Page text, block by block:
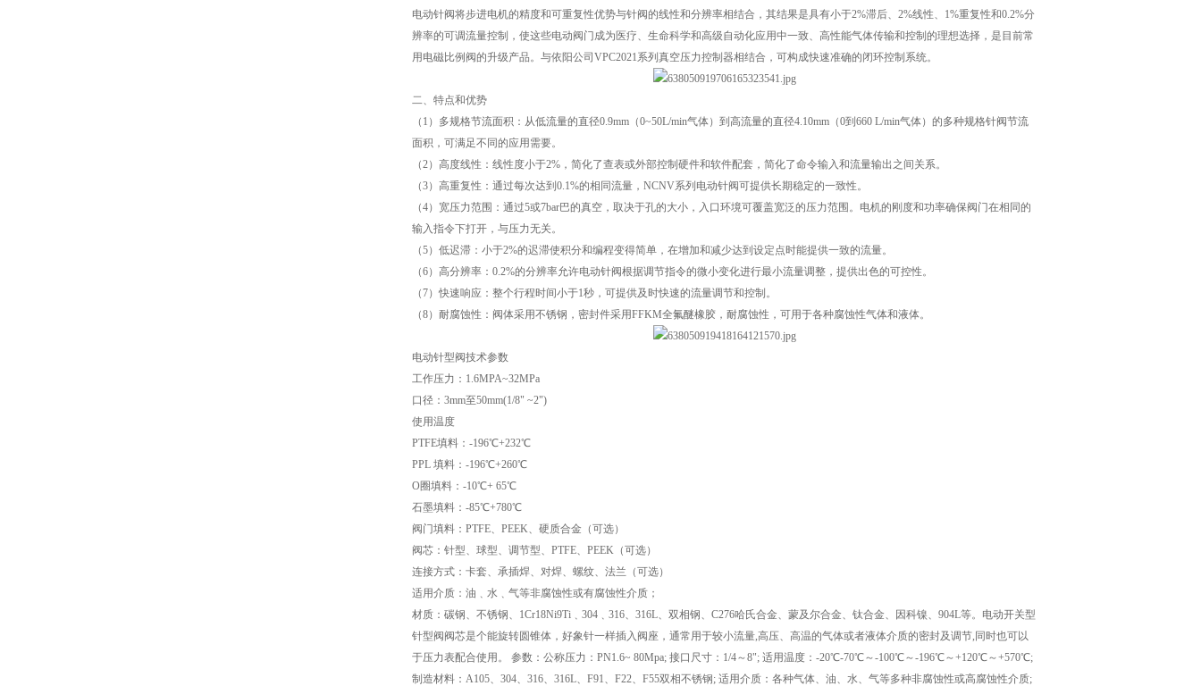
电动针阀将步进电机的精度和可重复性优势与针阀的线性和分辨率相结合，其结果是具有小于2%滞后、2%线性、1%重复性和0.2%分
辨率的可调流量控制，使这些电动阀门成为医疗、生命科学和高级自动化应用中一致、高性能气体传输和控制的理想选择，是目前常
用电磁比例阀的升级产品。与依阳公司VPC2021系列真空压力控制器相结合，可构成快速准确的闭环控制系统。
二、特点和优势
（1）多规格节流面积：从低流量的直径0.9mm（0~50L/min气体）到高流量的直径4.10mm（0到660 L/min气体）的多种规格针阀节流
面积，可满足不同的应用需要。
（2）高度线性：线性度小于2%，简化了查表或外部控制硬件和软件配套，简化了命令输入和流量输出之间关系。
（3）高重复性：通过每次达到0.1%的相同流量，NCNV系列电动针阀可提供长期稳定的一致性。
（4）宽压力范围：通过5或7bar巴的真空，取决于孔的大小，入口环境可覆盖宽泛的压力范围。电机的刚度和功率确保阀门在相同的
输入指令下打开，与压力无关。
（5）低迟滞：小于2%的迟滞使积分和编程变得简单，在增加和减少达到设定点时能提供一致的流量。
（6）高分辨率：0.2%的分辨率允许电动针阀根据调节指令的微小变化进行最小流量调整，提供出色的可控性。
（7）快速响应：整个行程时间小于1秒，可提供及时快速的流量调节和控制。
（8）耐腐蚀性：阀体采用不锈钢，密封件采用FFKM全氟醚橡胶，耐腐蚀性，可用于各种腐蚀性气体和液体。
电动针型阀技术参数
工作压力：1.6MPA~32MPa
口径：3mm至50mm(1/8" ~2")
使用温度
PTFE填料：-196℃+232℃
PPL 填料：-196℃+260℃
O圈填料：-10℃+ 65℃
石墨填料：-85℃+780℃
阀门填料：PTFE、PEEK、硬质合金（可选）
阀芯：针型、球型、调节型、PTFE、PEEK（可选）
连接方式：卡套、承插焊、对焊、螺纹、法兰（可选）
适用介质：油﹑水﹑气等非腐蚀性或有腐蚀性介质；
材质：碳钢、不锈钢、1Cr18Ni9Ti﹑304﹑316、316L、双相钢、C276哈氏合金、蒙及尔合金、钛合金、因科镍、904L等。电动开关型
针型阀阀芯是个能旋转圆锥体，好象针一样插入阀座，通常用于较小流量,高压、高温的气体或者液体介质的密封及调节,同时也可以
于压力表配合使用。 参数：公称压力：PN1.6~ 80Mpa; 接口尺寸：1/4～8"; 适用温度：-20℃-70℃～-100℃～-196℃～+120℃～+570℃;
制造材料：A105、304、316、316L、F91、F22、F55双相不锈钢; 适用介质：各种气体、油、水、气等多种非腐蚀性或高腐蚀性介质;